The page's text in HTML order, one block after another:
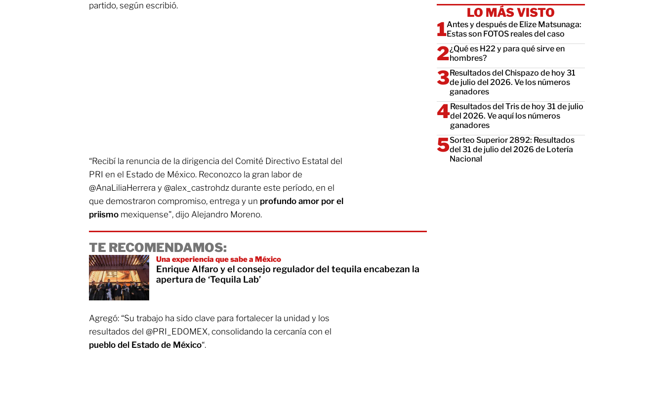
partido, según escribió.
“Recibí la renuncia de la dirigencia del Comité Directivo Estatal del
PRI en el Estado de México. Reconozco la gran labor de
@AnaLiliaHerrera y @alex_castrohdz durante este período, en el
que demostraron compromiso, entrega y un profundo amor por el
priismo mexiquense", dijo Alejandro Moreno.
TE RECOMENDAMOS:
Una experiencia que sabe a México
Enrique Alfaro y el consejo regulador del tequila encabezan la
apertura de ‘Tequila Lab’
Agregó: “Su trabajo ha sido clave para fortalecer la unidad y los
resultados del @PRI_EDOMEX, consolidando la cercanía con el
pueblo del Estado de México“.
LO MÁS VISTO
Antes y después de Elize Matsunaga:
Estas son FOTOS reales del caso
¿Qué es H22 y para qué sirve en
hombres?
Resultados del Chispazo de hoy 31
de julio del 2026. Ve los números
ganadores
Resultados del Tris de hoy 31 de julio
del 2026. Ve aquí los números
ganadores
Sorteo Superior 2892: Resultados
del 31 de julio del 2026 de Lotería
Nacional